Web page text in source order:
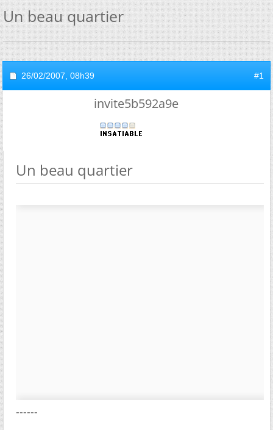
Un beau quartier
26/02/2007, 08h39 #1
invite5b592a9e
Un beau quartier
------